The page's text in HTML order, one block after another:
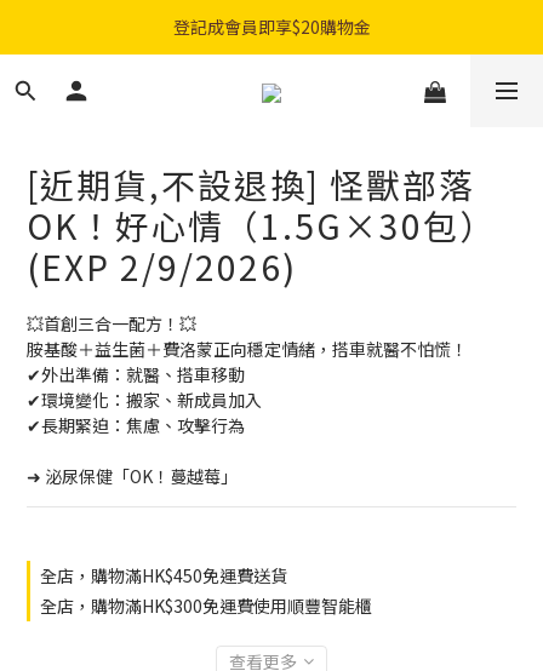
購物滿$300免費順豐智能櫃｜$450免費送貨上門
登記成會員即享$20購物金
購物滿$300免費順豐智能櫃｜$450免費送貨上門
[近期貨,不設退換] 怪獸部落
OK！好心情（1.5G×30包）
(EXP 2/9/2026)
💥首創三合一配方！💥
胺基酸＋益生菌＋費洛蒙正向穩定情緒，搭車就醫不怕慌！
✔外出準備：就醫、搭車移動
✔環境變化：搬家、新成員加入
✔長期緊迫：焦慮、攻擊行為
➜ 泌尿保健「OK！蔓越莓」
全店，購物滿HK$450免運費送貨
全店，購物滿HK$300免運費使用順豐智能櫃
查看更多